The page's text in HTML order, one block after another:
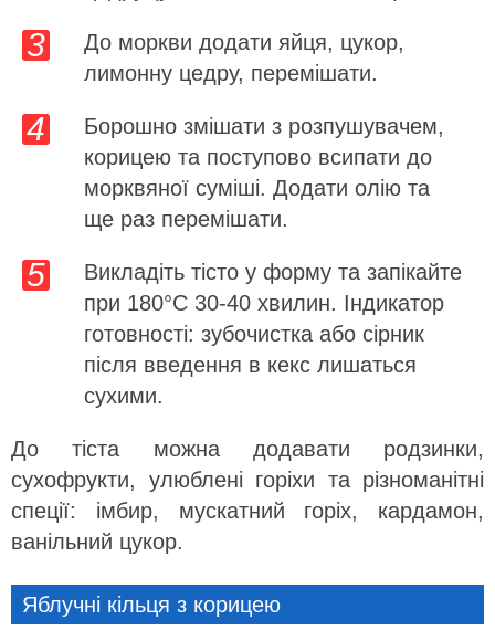
До моркви додати яйця, цукор,
лимонну цедру, перемішати.
Борошно змішати з розпушувачем,
корицею та поступово всипати до
морквяної суміші. Додати олію та
ще раз перемішати.
Викладіть тісто у форму та запікайте
при 180°C 30-40 хвилин. Індикатор
готовності: зубочистка або сірник
після введення в кекс лишаться
сухими.
До тіста можна додавати родзинки,
сухофрукти, улюблені горіхи та різноманітні
спеції: імбир, мускатний горіх, кардамон,
ванільний цукор.
Яблучні кільця з корицею